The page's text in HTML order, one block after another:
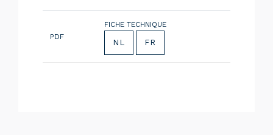
PDF
FICHE TECHNIQUE
NL FR